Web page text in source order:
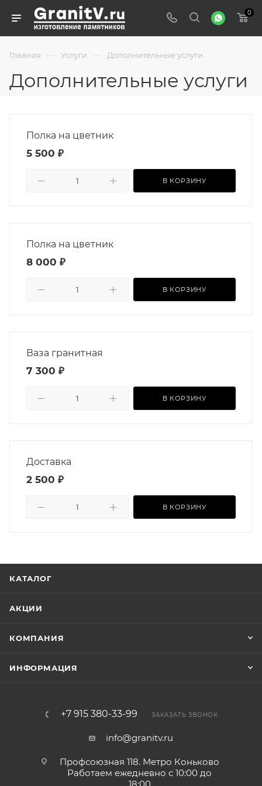
0
Главная — Услуги — Дополнительные услуги
Дополнительные услуги
Полка на цветник
5 500 ₽
В КОРЗИНУ
Полка на цветник
8 000 ₽
В КОРЗИНУ
Ваза гранитная
7 300 ₽
В КОРЗИНУ
Доставка
2 500 ₽
В КОРЗИНУ
КАТАЛОГ
АКЦИИ
КОМПАНИЯ
ИНФОРМАЦИЯ
+7 915 380-33-99 ЗАКАЗАТЬ ЗВОНОК
info@granitv.ru
Профсоюзная 118. Метро Коньково
Работаем ежедневно с 10:00 до